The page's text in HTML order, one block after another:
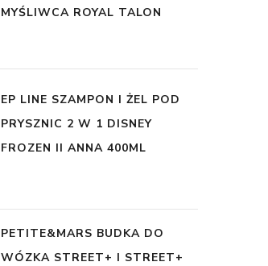
MYŚLIWCA ROYAL TALON
EP LINE SZAMPON I ŻEL POD
PRYSZNIC 2 W 1 DISNEY
FROZEN II ANNA 400ML
PETITE&MARS BUDKA DO
WÓZKA STREET+ I STREET+